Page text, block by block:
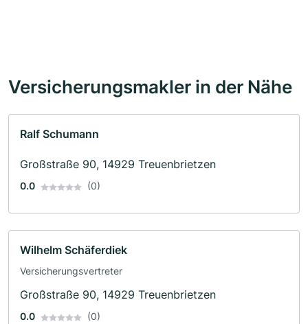
Versicherungsmakler in der Nähe
Ralf Schumann
Großstraße 90, 14929 Treuenbrietzen
0.0 (0)
Wilhelm Schäferdiek
Versicherungsvertreter
Großstraße 90, 14929 Treuenbrietzen
0.0 (0)